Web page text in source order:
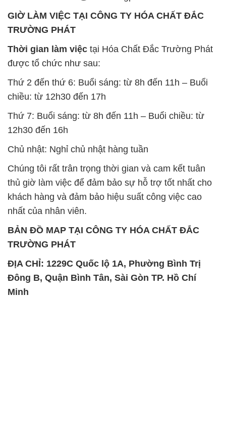
GIỜ LÀM VIỆC TẠI CÔNG TY HÓA CHẤT ĐẮC
TRƯỜNG PHÁT
Thời gian làm việc tại Hóa Chất Đắc Trường Phát
được tổ chức như sau:
Thứ 2 đến thứ 6: Buổi sáng: từ 8h đến 11h – Buổi
chiều: từ 12h30 đến 17h
Thứ 7: Buổi sáng: từ 8h đến 11h – Buổi chiều: từ
12h30 đến 16h
Chủ nhật: Nghỉ chủ nhật hàng tuần
Chúng tôi rất trân trọng thời gian và cam kết tuân
thủ giờ làm việc để đảm bảo sự hỗ trợ tốt nhất cho
khách hàng và đảm bảo hiệu suất công việc cao
nhất của nhân viên.
BẢN ĐỒ MAP TẠI CÔNG TY HÓA CHẤT ĐẮC
TRƯỜNG PHÁT
ĐỊA CHỈ: 1229C Quốc lộ 1A, Phường Bình Trị
Đông B, Quận Bình Tân, Sài Gòn TP. Hồ Chí
Minh